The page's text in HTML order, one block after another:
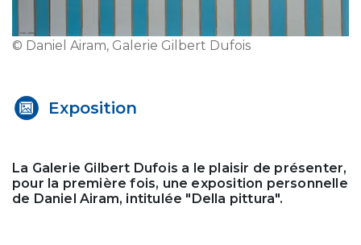
© Daniel Airam, Galerie Gilbert Dufois
Exposition
La Galerie Gilbert Dufois a le plaisir de présenter,
pour la première fois, une exposition personnelle
de Daniel Airam, intitulée "Della pittura".